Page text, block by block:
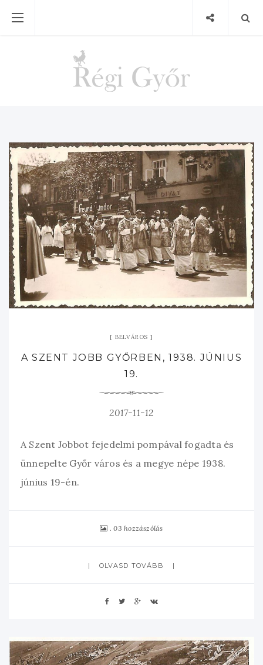
BELVÁROS
A SZENT JOBB GYŐRBEN, 1938. JÚNIUS
19.
2017-11-12
A Szent Jobbot fejedelmi pompával fogadta és
ünnepelte Győr város és a megye népe 1938.
június 19-én.
03 hozzászólás
OLVASD TOVÁBB